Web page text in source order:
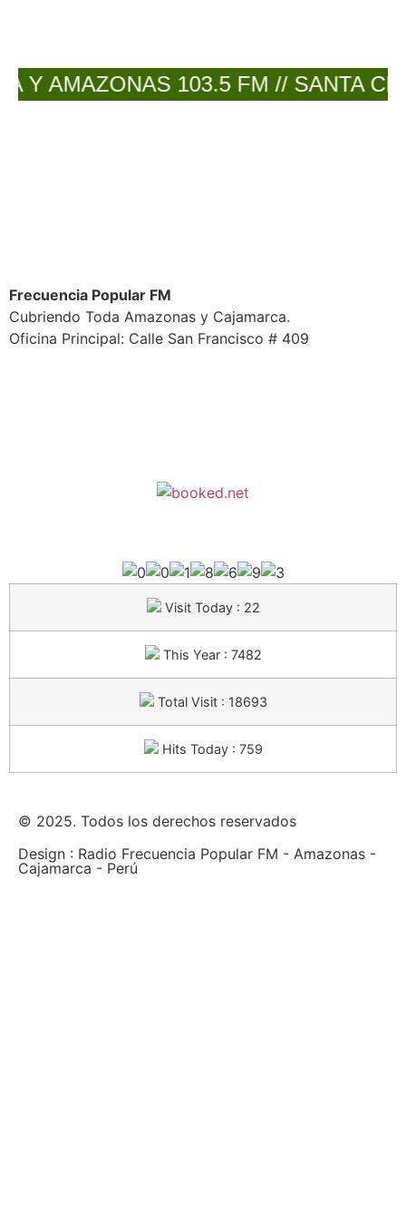
Y AMAZONAS 103.5 FM // SANTA
Frecuencia Popular FM
Cubriendo Toda Amazonas y Cajamarca.
Oficina Principal: Calle San Francisco # 409
Visit Today : 22
This Year : 7482
Total Visit : 18693
Hits Today : 759
© 2025. Todos los derechos reservados
Design : Radio Frecuencia Popular FM - Amazonas -
Cajamarca - Perú